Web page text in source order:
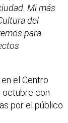
Mi más
del
para
el Centro
octubre con
por el público